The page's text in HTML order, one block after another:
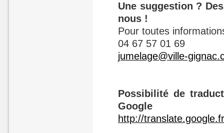
Une suggestion ?
nous !
Pour toutes
04 67 57 01 69
jumelage@ville-
Possibilité de
Google
http://translate.google.fr